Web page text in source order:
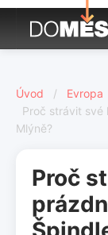
Úvod / Evropa
Proč strávit své
Mlýně?
Proč